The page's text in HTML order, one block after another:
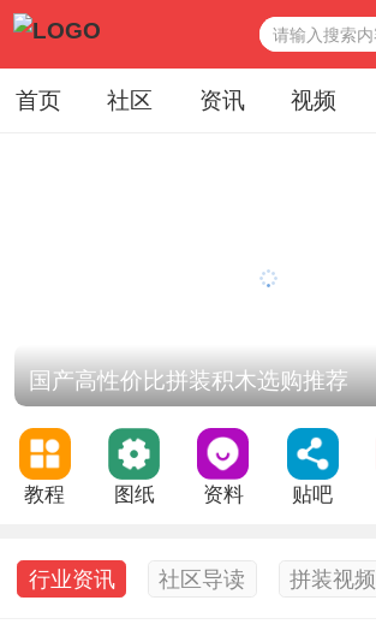
首页 社区 资讯 视频
国产高性价比拼装积木选购推荐
教程 图纸 资料 贴吧
行业资讯 社区导读 拼装视频